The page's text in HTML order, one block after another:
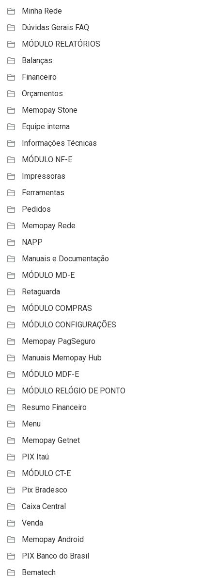
Minha Rede
Dúvidas Gerais FAQ
MÓDULO RELATÓRIOS
Balanças
Financeiro
Orçamentos
Memopay Stone
Equipe interna
Informações Técnicas
MÓDULO NF-E
Impressoras
Ferramentas
Pedidos
Memopay Rede
NAPP
Manuais e Documentação
MÓDULO MD-E
Retaguarda
MÓDULO COMPRAS
MÓDULO CONFIGURAÇÕES
Memopay PagSeguro
Manuais Memopay Hub
MÓDULO MDF-E
MÓDULO RELÓGIO DE PONTO
Resumo Financeiro
Menu
Memopay Getnet
PIX Itaú
MÓDULO CT-E
Pix Bradesco
Caixa Central
Venda
Memopay Android
PIX Banco do Brasil
Bematech